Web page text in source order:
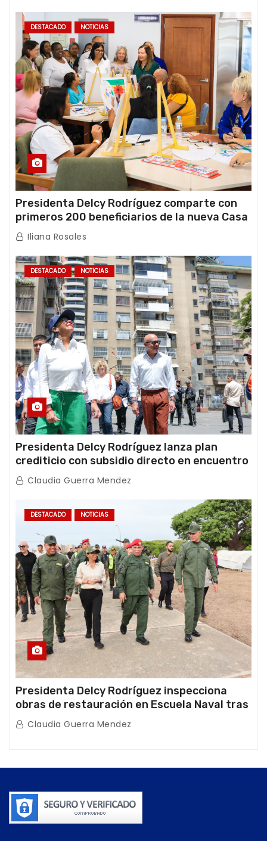
DESTACADO NOTICIAS
Presidenta Delcy Rodríguez comparte con
primeros 200 beneficiarios de la nueva Casa
de los Abuelos “La Primavera” en Caracas
Iliana Rosales
DESTACADO NOTICIAS
Presidenta Delcy Rodríguez lanza plan
crediticio con subsidio directo en encuentro
con Juntas de Condominio
Claudia Guerra Mendez
DESTACADO NOTICIAS
Presidenta Delcy Rodríguez inspecciona
obras de restauración en Escuela Naval tras
afectaciones sísmicas en La Guaira
Claudia Guerra Mendez